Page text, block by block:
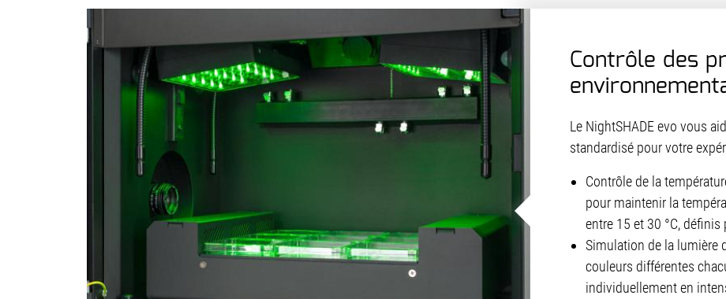
Contrôle des
Le NightSHADE evo vous
standardisé pour votre
Contrôle de la
pour maintenir la
entre 15 et 30 °C, définis
Simulation de la lumière
couleurs différentes
individuellement en